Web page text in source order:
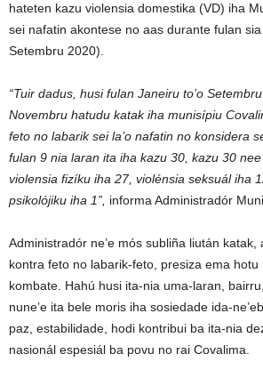
hateten kazu violensia domestika (VD) iha
sei nafatin akontese no aas durante fulan
Setembru 2020).
“Tuir dadus, husi fulan Janeiru to’o
Novembru hatudu katak iha munisípiu
feto no labarik sei la’o nafatin no konsidera
fulan 9 nia laran ita iha kazu 30, kazu 30
violensia fizíku iha 27, violénsia seksuál iha
psikolójiku iha 1”, informa Administradór
Administradór ne’e mós subliña liután katak,
kontra feto no labarik-feto, presiza ema
kombate. Hahú husi ita-nia uma-laran,
nune’e ita bele moris iha sosiedade ida-
paz, estabilidade, hodi kontribui ba ita-nia
nasionál espesiál ba povu no rai Covalima.